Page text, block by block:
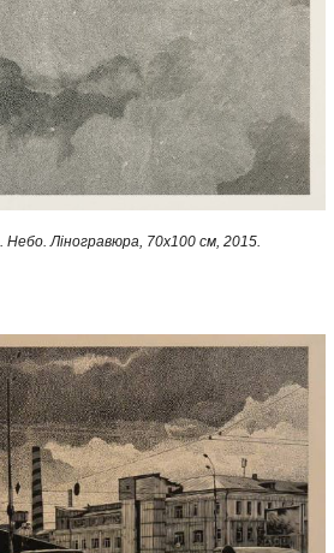
Небо. Ліногравюра, 70x100 см, 2015.​